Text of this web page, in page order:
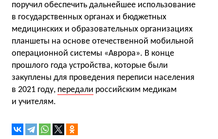
поручил обеспечить дальнейшее использование
в государственных органах и бюджетных
медицинских и образовательных организациях
планшеты на основе отечественной мобильной
операционной системы «Аврора». В конце
прошлого года устройства, которые были
закуплены для проведения переписи населения
в 2021 году, передали российским медикам
и учителям.